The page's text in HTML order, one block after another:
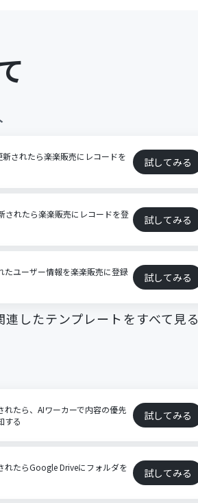
されたら楽楽販売にレコードを 試してみる
されたら楽楽販売にレコードを登 試してみる
ユーザー情報を楽楽販売に登録 試してみる
連したテンプレートをすべて見る
たら、AIワーカーで内容の優先
する
試してみる
たらGoogle Driveにフォルダを 試してみる